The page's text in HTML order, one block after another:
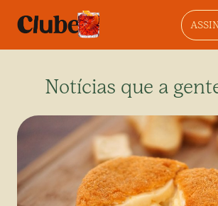
Notícias que a